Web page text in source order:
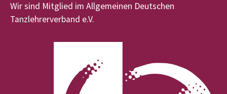
Wir sind Mitglied im Allgemeinen Deutschen
Tanzlehrerverband e.V.